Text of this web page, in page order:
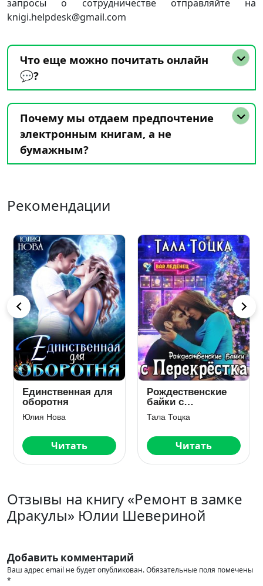
запросы о сотрудничестве отправляйте на
knigi.helpdesk@gmail.com
Что еще можно почитать онлайн
💬?
Почему мы отдаем предпочтение
электронным книгам, а не
бумажным?
Рекомендации
Единственная для
оборотня
Юлия Нова
Читать
Рождественские
байки с
Перекрёстка
Тала Тоцка
Читать
Отзывы на книгу «Ремонт в замке
Дракулы» Юлии Шевериной
Добавить комментарий
Ваш адрес email не будет опубликован.Обязательные поля помечены
*